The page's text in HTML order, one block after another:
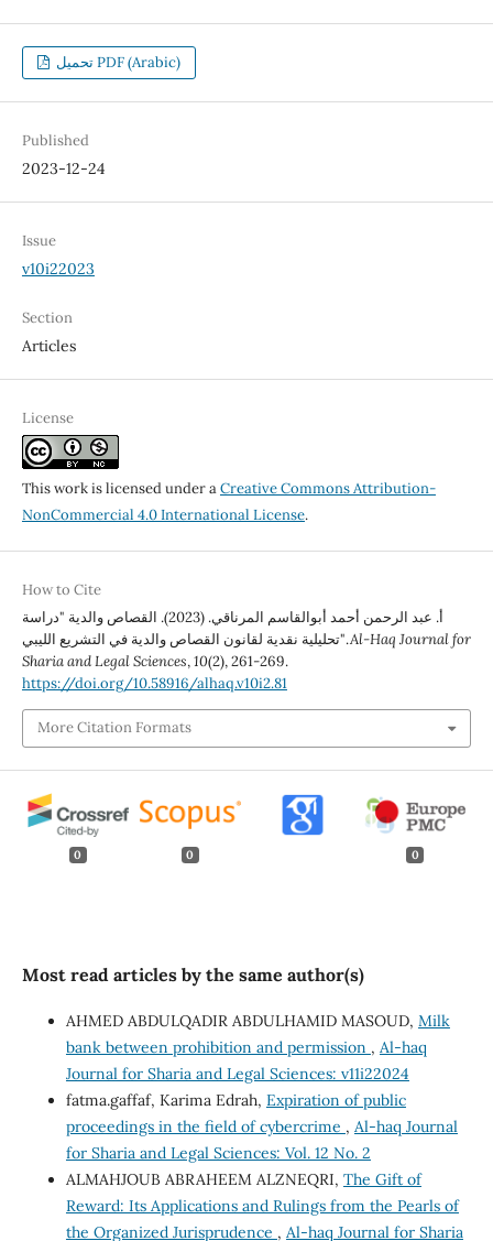
تحميل PDF (Arabic)
Published
2023-12-24
Issue
v10i22023
Section
Articles
License
This work is licensed under aCreative Commons Attribution-
NonCommercial 4.0 International License.
How to Cite
أ. عبد الرحمن أحمد أبوالقاسم المرناقي. (2023). القصاص والدية "دراسة
تحليلية نقدية لقانون القصاص والدية في التشريع الليبي".Al-Haq Journal for
Sharia and Legal Sciences,10(2), 261-269.
https://doi.org/10.58916/alhaq.v10i2.81
More Citation Formats
0 0 0
Most read articles by the same author(s)
AHMED ABDULQADIR ABDULHAMID MASOUD, Milk
bank between prohibition and permission , Al-haq
Journal for Sharia and Legal Sciences: v11i22024
fatma.gaffaf, Karima Edrah, Expiration of public
proceedings in the field of cybercrime , Al-haq Journal
for Sharia and Legal Sciences: Vol. 12 No. 2
ALMAHJOUB ABRAHEEM ALZNEQRI, The Gift of
Reward: Its Applications and Rulings from the Pearls of
the Organized Jurisprudence , Al-haq Journal for Sharia